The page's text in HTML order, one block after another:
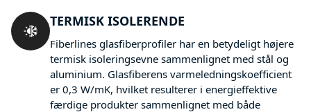
TERMISK ISOLERENDE
Fiberlines glasfiberprofiler har en betydeligt højere
termisk isoleringsevne sammenlignet med stål og
aluminium. Glasfiberens varmeledningskoefficient
er 0,3 W/mK, hvilket resulterer i energieffektive
færdige produkter sammenlignet med både